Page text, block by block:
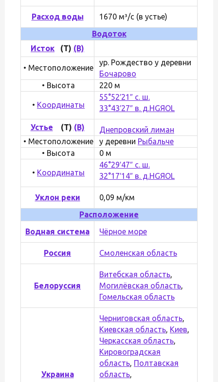
Расход воды
1670 м³/с (в устье)
Водоток
Исток
(Т) (B)
• Местоположение
ур. Рождество у деревни
Бочарово
• Высота
220 м
• Координаты
55°52′21″ с. ш.
33°43′27″ в. д.HGЯOL
Устье (Т) (B)
Днепровский лиман
• Местоположение
у деревни Рыбальче
• Высота
0 м
• Координаты
46°29′47″ с. ш.
32°17′14″ в. д.HGЯOL
Уклон реки
0,09 м/км
Расположение
Водная система
Чёрное море
Россия Смоленская область
Белоруссия
Витебская область,
Могилёвская область,
Гомельская область
Украина
Черниговская область,
Киевская область, Киев,
Черкасская область,
Кировоградская
область, Полтавская
область,